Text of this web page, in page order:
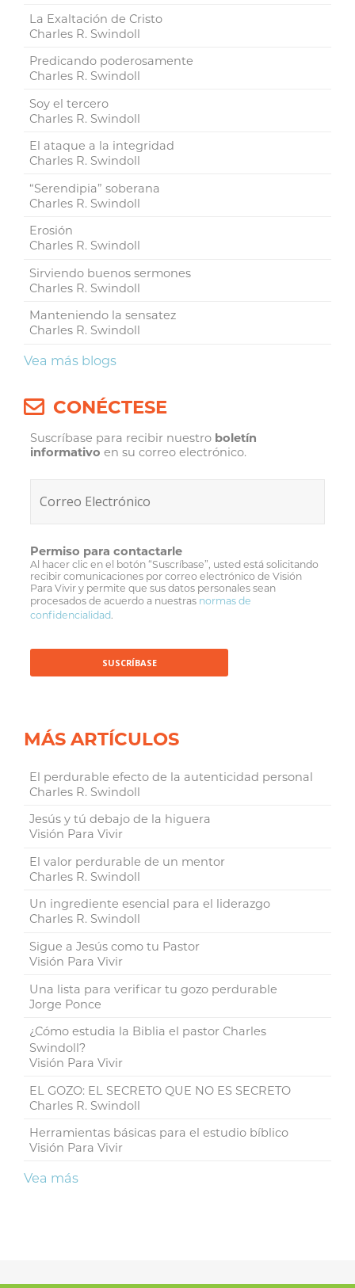
La Exaltación de Cristo
Charles R. Swindoll
Predicando poderosamente
Charles R. Swindoll
Soy el tercero
Charles R. Swindoll
El ataque a la integridad
Charles R. Swindoll
“Serendipia” soberana
Charles R. Swindoll
Erosión
Charles R. Swindoll
Sirviendo buenos sermones
Charles R. Swindoll
Manteniendo la sensatez
Charles R. Swindoll
Vea más blogs
CONÉCTESE
Suscríbase para recibir nuestro boletín
informativo en su correo electrónico.
Permiso para contactarle
Al hacer clic en el botón “Suscríbase”, usted está solicitando
recibir comunicaciones por correo electrónico de Visión
Para Vivir y permite que sus datos personales sean
procesados de acuerdo a nuestras normas de
confidencialidad.
MÁS ARTÍCULOS
El perdurable efecto de la autenticidad personal
Charles R. Swindoll
Jesús y tú debajo de la higuera
Visión Para Vivir
El valor perdurable de un mentor
Charles R. Swindoll
Un ingrediente esencial para el liderazgo
Charles R. Swindoll
Sigue a Jesús como tu Pastor
Visión Para Vivir
Una lista para verificar tu gozo perdurable
Jorge Ponce
¿Cómo estudia la Biblia el pastor Charles
Swindoll?
Visión Para Vivir
EL GOZO: EL SECRETO QUE NO ES SECRETO
Charles R. Swindoll
Herramientas básicas para el estudio bíblico
Visión Para Vivir
Vea más